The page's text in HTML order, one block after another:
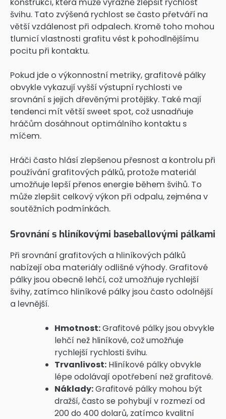
švihu. Tato zvýšená rychlost se často přetváří na
větší vzdálenost při odpalech. Kromě toho mohou
tlumicí vlastnosti grafitu vést k pohodlnějšímu
pocitu při kontaktu.
Pokud jde o výkonnostní metriky, grafitové pálky
obvykle vykazují vyšší výstupní rychlosti ve
srovnání s jejich dřevěnými protějšky. Také mají
tendenci mít větší sweet spot, což usnadňuje
hráčům dosáhnout optimálního kontaktu s
míčem.
Hráči často hlásí zlepšenou přesnost a kontrolu při
používání grafitových pálků, protože materiál
umožňuje lepší přenos energie během švihů. To
může zlepšit celkový výkon při odpalu, zejména v
soutěžních podmínkách.
Srovnání s hliníkovými baseballovými pálkami
Při srovnání grafitových a hliníkových pálků
nabízejí oba materiály odlišné výhody. Grafitové
pálky jsou obecně lehčí, což umožňuje rychlejší
švihy, zatímco hliníkové pálky jsou často odolnější
a levnější.
Hmotnost:Grafitové pálky jsou obvykle
lehčí než hliníkové, což umožňuje
rychlejší rychlosti švihu.
Trvanlivost: Hliníkové pálky obvykle
lépe odolávají opotřebení než grafitové.
Náklady:Grafitové pálky mohou být
dražší, často se pohybují v rozmezí od
200 do 400 dolarů, zatímco kvalitní